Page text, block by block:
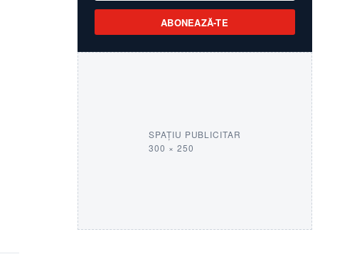
ABONEAZĂ-TE
SPAȚIU PUBLICITAR
300 × 250